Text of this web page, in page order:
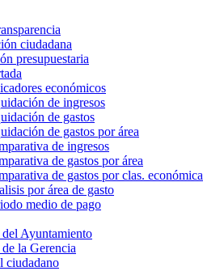
ciudadana
presupuestaria
económicos
de ingresos
de gastos
de gastos por área
de ingresos
de gastos por área
de gastos por clas. económica
por área de gasto
medio de pago
Ayuntamiento
la Gerencia
ciudadano